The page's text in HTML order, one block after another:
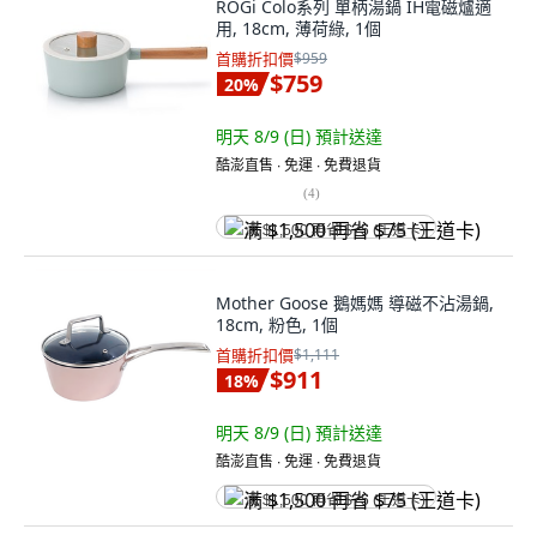
ROGi Colo系列 單柄湯鍋 IH電磁爐適
用, 18cm, 薄荷綠, 1個
首購折扣價$959
20% $759
明天 8/9 (日) 預計送達
酷澎直售 ∙ 免運 ∙ 免費退貨
(4)
满 $1,500 再省 $75 (王道卡)
Mother Goose 鵝媽媽 導磁不沾湯鍋,
18cm, 粉色, 1個
首購折扣價$1,111
18% $911
明天 8/9 (日) 預計送達
酷澎直售 ∙ 免運 ∙ 免費退貨
满 $1,500 再省 $75 (王道卡)